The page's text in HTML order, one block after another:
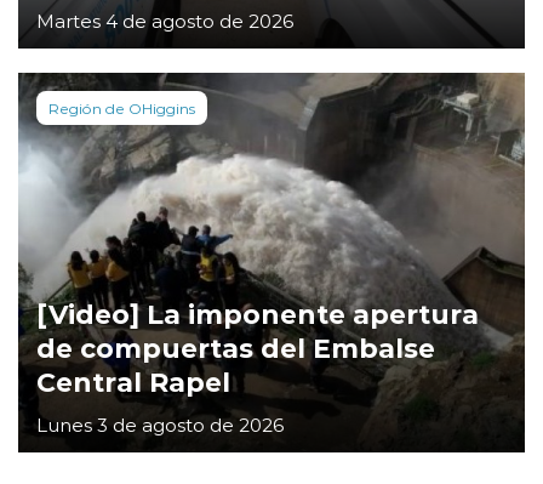
Martes 4 de agosto de 2026
Región de OHiggins
[Video] La imponente apertura
de compuertas del Embalse
Central Rapel
Lunes 3 de agosto de 2026